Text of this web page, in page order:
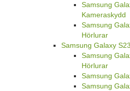
Samsung
Kameraskydd
Samsung
Hörlurar
Samsung Galaxy
Samsung
Hörlurar
Samsung
Samsung